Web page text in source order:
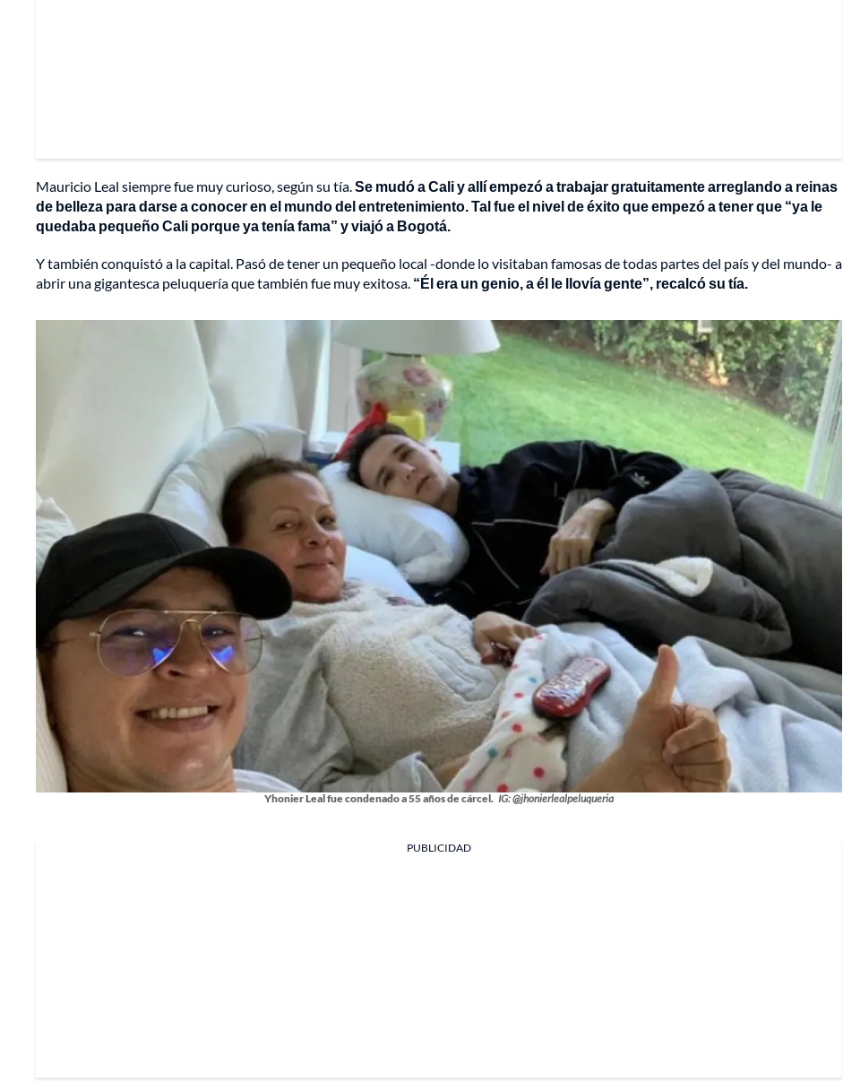
Mauricio Leal siempre fue muy curioso, según su tía.Se mudó a Cali y allí empezó a trabajar gratuitamente arreglando a reinas
de belleza para darse a conocer en el mundo del entretenimiento. Tal fue el nivel de éxito que empezó a tener que “ya le
quedaba pequeño Cali porque ya tenía fama” y viajó a Bogotá.
Y también conquistó a la capital. Pasó de tener un pequeño local -donde lo visitaban famosas de todas partes del país y del mundo- a
abrir una gigantesca peluquería que también fue muy exitosa. “Él era un genio, a él le llovía gente”, recalcó su tía.
Yhonier Leal fue condenado a 55 años de cárcel. IG: @jhonierlealpeluqueria
PUBLICIDAD